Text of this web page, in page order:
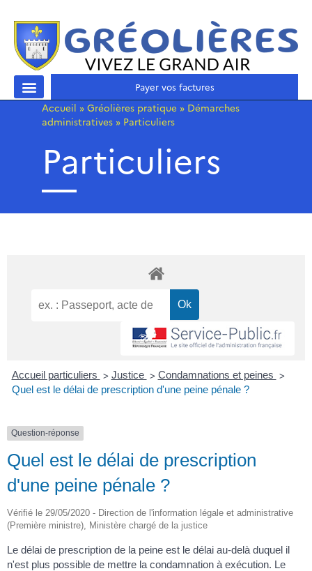
Payer vos factures
Accueil » Gréolières pratique » Démarches
administratives » Particuliers
Particuliers
Accueil particuliers > Justice > Condamnations et peines >
Quel est le délai de prescription d'une peine pénale ?
Question-réponse
Quel est le délai de prescription
d'une peine pénale ?
Vérifié le 29/05/2020 - Direction de l'information légale et administrative
(Première ministre), Ministère chargé de la justice
Le délai de prescription de la peine est le délai au-delà duquel il
n'est plus possible de mettre la condamnation à exécution. Le